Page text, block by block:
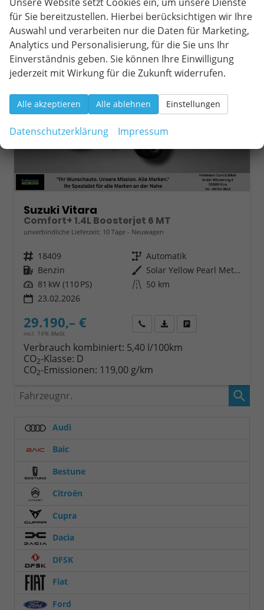
ab 266,– € mtl.
Suzuki Vitara
Comfort+ 1.4L Boosterjet 6 MT
unverbindliche Lieferzeit: 10 Tage Neuwagen
Fahrzeugnr. 18409 Getriebe Automatik
Kraftstoff Benzin Außenfarbe
Solar Yellow Pearl Metallic / Cosmic Black Pearl Metallic
Leistung 81 kW (110 PS) Kilometerstand 50 km
23.02.2026
29.190,– €
incl. 19% MwSt.
Wir rufen Sie anFahrzeugexposé (PDF)
Verbrauch kombiniert: 5,40 l/100km
CO2-Klasse: D
CO2-Emissionen: 119,00 g/km
Fahrzeugnr.
Audi
Baic
Bestune
Citroën
Cupra
Dacia
DFSK
Fiat
Ford
für Sie bereitzustellen. Hierbei berücksichtigen wir Ihre
Auswahl und verarbeiten nur die Daten für Marketing,
Analytics und Personalisierung, für die Sie uns Ihr
Einverständnis geben. Sie können Ihre Einwilligung
jederzeit mit Wirkung für die Zukunft widerrufen.
Alle akzeptieren Alle ablehnen Einstellungen
Datenschutzerklärung Impressum